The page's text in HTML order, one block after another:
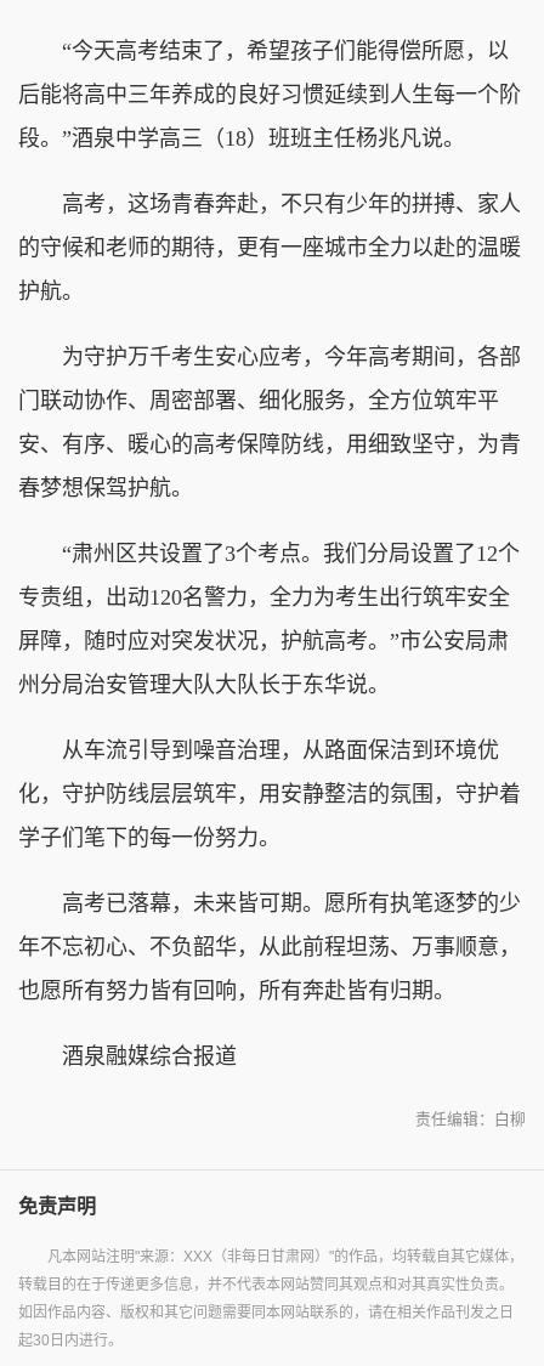
“今天高考结束了，希望孩子们能得偿所愿，以
后能将高中三年养成的良好习惯延续到人生每一个阶
段。”酒泉中学高三（18）班班主任杨兆凡说。
高考，这场青春奔赴，不只有少年的拼搏、家人
的守候和老师的期待，更有一座城市全力以赴的温暖
护航。
为守护万千考生安心应考，今年高考期间，各部
门联动协作、周密部署、细化服务，全方位筑牢平
安、有序、暖心的高考保障防线，用细致坚守，为青
春梦想保驾护航。
“肃州区共设置了3个考点。我们分局设置了12个
专责组，出动120名警力，全力为考生出行筑牢安全
屏障，随时应对突发状况，护航高考。”市公安局肃
州分局治安管理大队大队长于东华说。
从车流引导到噪音治理，从路面保洁到环境优
化，守护防线层层筑牢，用安静整洁的氛围，守护着
学子们笔下的每一份努力。
高考已落幕，未来皆可期。愿所有执笔逐梦的少
年不忘初心、不负韶华，从此前程坦荡、万事顺意，
也愿所有努力皆有回响，所有奔赴皆有归期。
酒泉融媒综合报道
责任编辑：白柳
免责声明
凡本网站注明"来源：XXX（非每日甘肃网）"的作品，均转载自其它媒体，
转载目的在于传递更多信息，并不代表本网站赞同其观点和对其真实性负责。
如因作品内容、版权和其它问题需要同本网站联系的，请在相关作品刊发之日
起30日内进行。